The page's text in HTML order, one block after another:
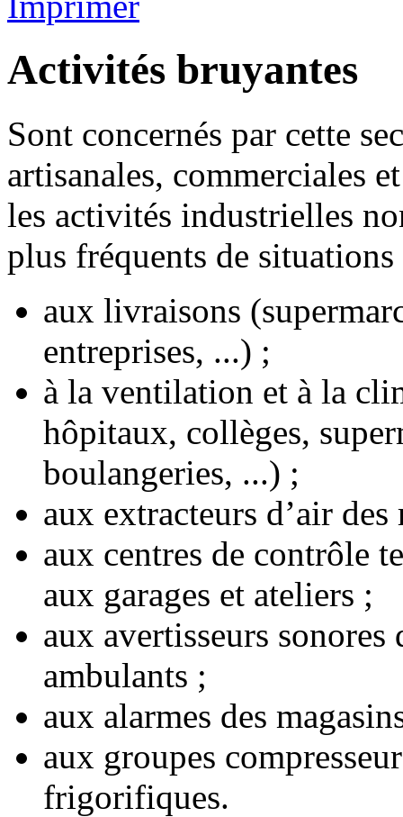
Activités bruyantes
Sont concernés par cette
artisanales, commerciales
les activités industrielles
plus fréquents de
aux livraisons
entreprises, ...) ;
à la ventilation et à la
hôpitaux, collèges,
boulangeries, ...) ;
aux extracteurs d’air
aux centres de contrôle
aux garages et ateliers ;
aux avertisseurs sonores
ambulants ;
aux alarmes des
aux groupes
frigorifiques.